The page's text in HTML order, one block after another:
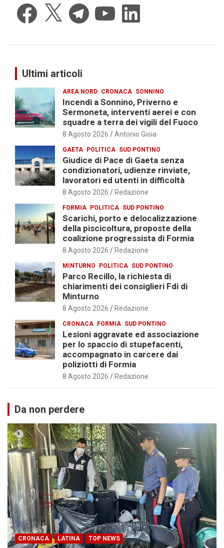
Facebook Telegram YouTube LinkedIn
Ultimi articoli
AREA NORD CRONACA SONNINO
Incendi a Sonnino, Priverno e
Sermoneta, interventi aerei e con
squadre a terra dei vigili del Fuoco
8 Agosto 2026 Antonio Gioia
GAETA POLITICA SUD PONTINO
Giudice di Pace di Gaeta senza
condizionatori, udienze rinviate,
lavoratori ed utenti in difficoltà
8 Agosto 2026 Redazione
FORMIA POLITICA SUD PONTINO
Scarichi, porto e delocalizzazione
della piscicoltura, proposte della
coalizione progressista di Formia
8 Agosto 2026 Redazione
MINTURNO POLITICA SUD PONTINO
Parco Recillo, la richiesta di
chiarimenti dei consiglieri Fdi di
Minturno
8 Agosto 2026 Redazione
CRONACA FORMIA SUD PONTINO
Lesioni aggravate ed associazione
per lo spaccio di stupefacenti,
accompagnato in carcere dai
poliziotti di Formia
8 Agosto 2026 Redazione
Da non perdere
CRONACA LATINA TOP NEWS